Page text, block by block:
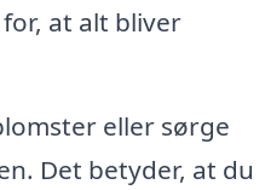
at alt bliver
eller sørge
Det betyder, at du